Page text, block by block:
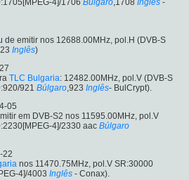
4]/1706 Búlgaro,1708 Inglês -
de emitir nos 12688.00MHz, pol.H (DVB-S
Inglês)
TLC Bulgaria: 12482.00MHz, pol.V (DVB-S
921 Búlgaro,923 Inglês- BulCrypt).
05
em DVB-S2 nos 11595.00MHz, pol.V
4]/2330 aac Búlgaro
22
nos 11470.75MHz, pol.V SR:30000
4]/4003 Inglês - Conax).